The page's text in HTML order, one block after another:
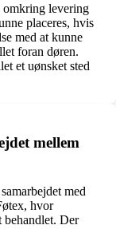
omkring levering
placeres, hvis
med at kunne
foran døren.
et uønsket sted
mellem
med
hvor
behandlet. Der